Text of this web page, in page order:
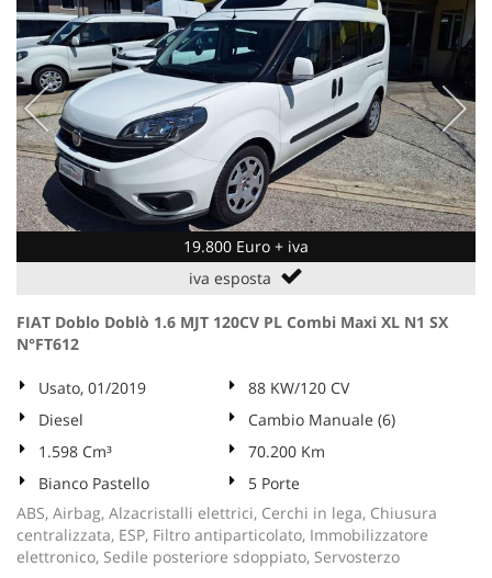
19.800 Euro + iva
iva esposta
FIAT Doblo Doblò 1.6 MJT 120CV PL Combi Maxi XL N1 SX
N°FT612
Usato, 01/2019
88 KW/120 CV
Diesel
Cambio Manuale (6)
1.598 Cm³
70.200 Km
Bianco Pastello
5 Porte
ABS, Airbag, Alzacristalli elettrici, Cerchi in lega, Chiusura
centralizzata, ESP, Filtro antiparticolato, Immobilizzatore
elettronico, Sedile posteriore sdoppiato, Servosterzo